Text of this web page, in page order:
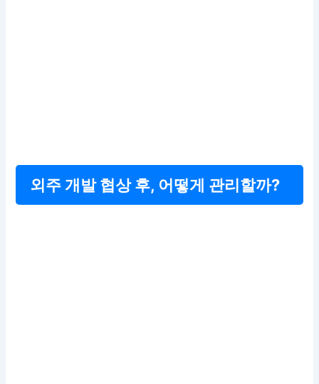
외주 개발 협상 후, 어떻게 관리할까?